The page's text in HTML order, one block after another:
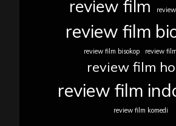
review film
review film
review film bisokop review
review film
review film
review film komedi